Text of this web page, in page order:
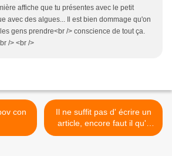
affiche que tu présentes avec le petit
avec des algues... Il est bien dommage qu'on
gens prendre<br /> conscience de tout ça.
/> <br />
con
Il ne suffit pas d' écrire un
article, encore faut il qu'il
soit lisible >